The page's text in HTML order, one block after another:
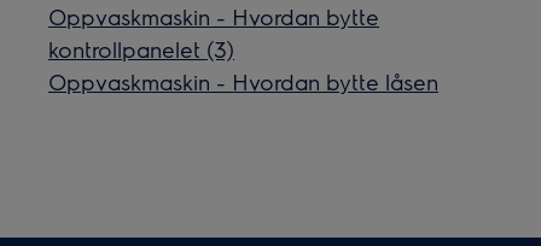
Oppvaskmaskin - Hvordan bytte
kontrollpanelet (3)
Oppvaskmaskin - Hvordan bytte låsen